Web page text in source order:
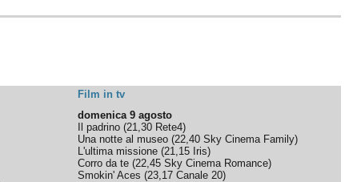
Film in tv
domenica 9 agosto
Il padrino (21,30 Rete4)
Una notte al museo (22,40 Sky Cinema Family)
L'ultima missione (21,15 Iris)
Corro da te (22,45 Sky Cinema Romance)
Smokin' Aces (23,17 Canale 20)